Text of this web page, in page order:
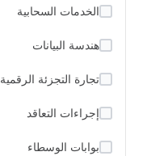
الخدمات السحابية
هندسة البيانات
تجارة التجزئة الرقمية
إجراءات التعاقد
بوابات الوسطاء